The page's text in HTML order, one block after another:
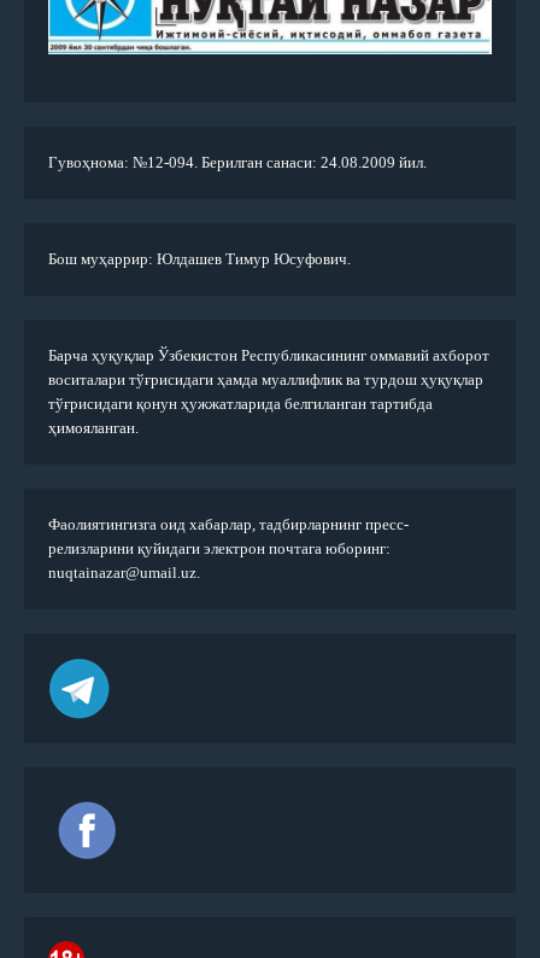
Гувоҳнома: №12-094. Берилган санаси: 24.08.2009 йил.
Бош муҳаррир: Юлдашев Тимур Юсуфович.
Барча ҳуқуқлар Ўзбекистон Республикасининг оммавий ахборот
воситалари тўғрисидаги ҳамда муаллифлик ва турдош ҳуқуқлар
тўғрисидаги қонун ҳужжатларида белгиланган тартибда
ҳимояланган.
Фаолиятингизга оид хабарлар, тадбирларнинг пресс-
релизларини қуйидаги электрон почтага юборинг:
nuqtainazar@umail.uz.